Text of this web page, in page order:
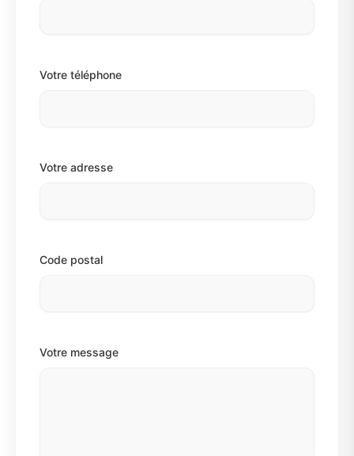
Votre téléphone
Votre adresse
Code postal
Votre message